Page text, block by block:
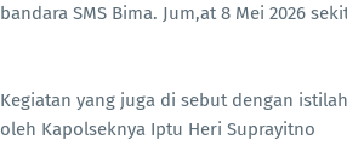
bandara SMS Bima. Jum,at 8 Mei 2026
Kegiatan yang juga di sebut dengan
oleh Kapolseknya Iptu Heri Suprayitno